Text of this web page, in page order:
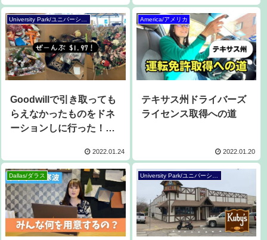
Goodwillで引き取っても
らえなかったものをドネ
ーションしに行った！
2022.01.24
America/アメリカ
テキサス州ドライバーズ
ライセンス取得への道
2022.01.20
Dallas/ダラス